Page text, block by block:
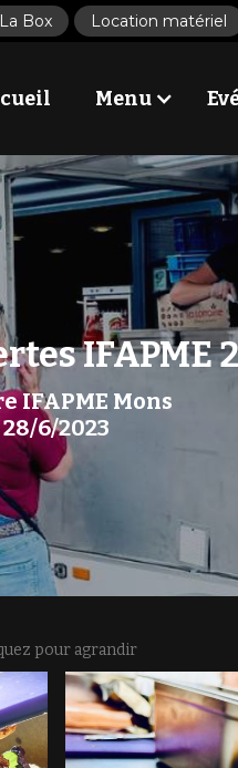
La Box Location matériel
Menu
IFAPME
IFAPME Mons
28/6/2023
pour agrandir